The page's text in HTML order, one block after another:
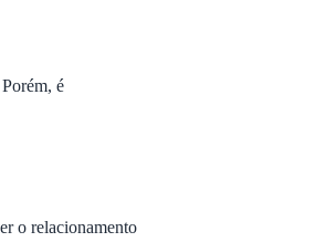
é
o relacionamento